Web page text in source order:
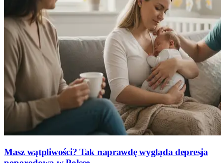
Masz wątpliwości? Tak naprawdę wygląda depresja